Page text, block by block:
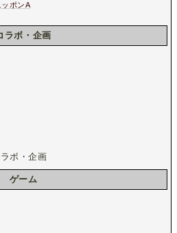
ポンA
ラボ・企画
ボ・企画
ゲーム